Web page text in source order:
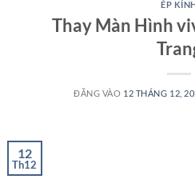
ÉP
Thay Màn Hình
ĐĂNG VÀO 12 THÁNG 12,
12
Th12